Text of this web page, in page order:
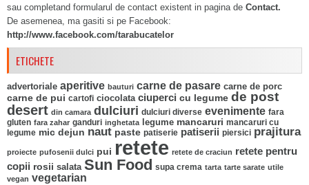
sau completand formularul de contact existent in pagina de Contact.
De asemenea, ma gasiti si pe Facebook:
http://www.facebook.com/tarabucatelor
ETICHETE
advertoriale aperitive bauturi carne de pasare carne de porc
carne de pui cartofi ciocolata ciuperci cu legume de post
desert din camara dulciuri dulciuri diverse evenimente fara
gluten fara zahar ganduri inghetata legume mancaruri mancaruri cu
legume mic dejun naut paste patiserie patiserii piersici prajitura
proiecte pufosenii dulci pui retete retete de craciun retete pentru
copii rosii salata Sun Food supa crema tarta tarte sarate utile
vegan vegetarian